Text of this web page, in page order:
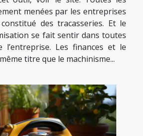
menées par les entreprises
des tracasseries. Et le
se fait sentir dans toutes
l’entreprise. Les finances et le
titre que le machinisme...